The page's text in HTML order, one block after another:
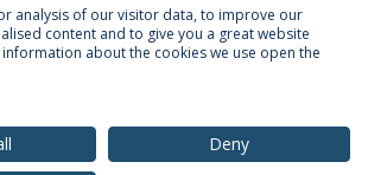
analysis of our visitor data, to improve our
content and to give you a great website
about the cookies we use open the
Deny